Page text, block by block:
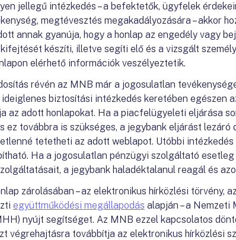
jellegű intézkedés – a befektetők, ügyfelek
megtévesztés megakadályozására – akkor
annak gyanúja, hogy a honlap az engedély vagy
készíti, illetve segíti elő és a vizsgált
elérhető információk veszélyeztetik.
révén az MNB már a jogosulatlan
biztosítási intézkedés keretében egészen
az adott honlapokat. Ha a piacfelügyeleti eljárása
ez továbbra is szükséges, a jegybank eljárást
tetetheti az adott weblapot. Utóbbi
Ha a jogosulatlan pénzügyi szolgáltató esetleg
a jegybank haladéktalanul reagál és
zárolásában – az elektronikus hírközlési törvény,
együttműködési megállapodás alapján – a Nemzeti
nyújt segítséget. Az MNB ezzel kapcsolatos
végrehajtásra továbbítja az elektronikus hírközlési